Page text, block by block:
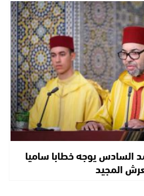
السادس يوجه خطابا ساميا
المجيد